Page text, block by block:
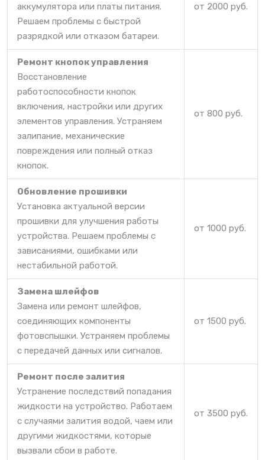
аккумулятора или платы питания.
Решаем проблемы с быстрой
разрядкой или отказом батареи.
от 2000 руб.
Ремонт кнопок управления
Восстановление
работоспособности кнопок
включения, настройки или других
элементов управления. Устраняем
залипание, механические
повреждения или полный отказ
кнопок.
от 800 руб.
Обновление прошивки
Установка актуальной версии
прошивки для улучшения работы
устройства. Решаем проблемы с
зависаниями, ошибками или
нестабильной работой.
от 1000 руб.
Замена шлейфов
Замена или ремонт шлейфов,
соединяющих компоненты
фотовспышки. Устраняем проблемы
с передачей данных или сигналов.
от 1500 руб.
Ремонт после залития
Устранение последствий попадания
жидкости на устройство. Работаем
с случаями залития водой, чаем или
другими жидкостями, которые
вызвали сбои в работе.
от 3500 руб.